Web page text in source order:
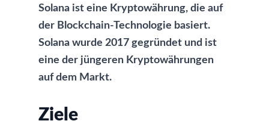
Solana ist eine Kryptowährung, die auf
der Blockchain-Technologie basiert.
Solana wurde 2017 gegründet und ist
eine der jüngeren Kryptowährungen
auf dem Markt.
Ziele